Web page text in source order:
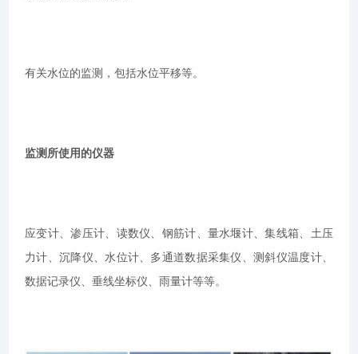
有关水位的监测，包括水位平移等。
监测所使用的仪器
应变计、渗压计、读数仪、钢筋计、量水堰计、集线箱、土压
力计、沉降仪、水位计、多通道数据采集仪、测斜仪温度计、
数据记录仪、垂线坐标仪、雨量计等等。